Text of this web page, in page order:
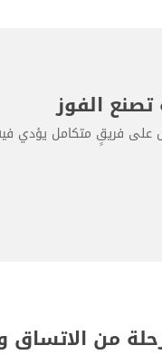
الفوز
على فريقٍ متكامل يؤدي
إلى 22 عامًا: